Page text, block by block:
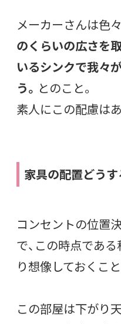
メーカーさんは色
のくらいの広さを
いるシンクで我々
う。 とのこと。
素人にこの配慮はあ
家具の配置どうす
コンセントの位置
で、この時点であ
り想像しておくこ
この部屋は下がり